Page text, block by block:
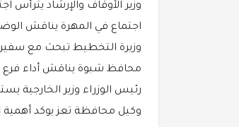
وزير الأوقاف والإرشاد
اجتماع في المهرة يناقش
وزيرة التخطيط تبحث مع سفيرة
محافظ شبوة يناقش أداء فرع
رئيس الوزراء وزير الخارجية
وكيل محافظة تعز يوكد أهمية